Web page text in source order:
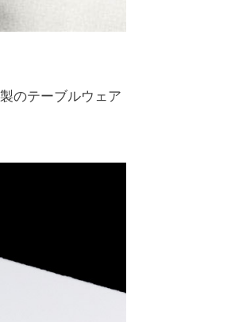
のテーブルウェア